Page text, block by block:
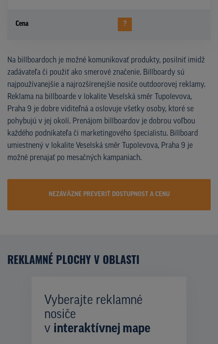
Cena ?
Na billboardoch je možné komunikovať produkty, posilniť imidž
zadávateľa či použiť ako smerové značenie. Billboardy sú
najpoužívanejšie a najrozšírenejšie nosiče outdoorovej reklamy.
Reklama na billboarde v lokalite Veselská směr Tupolevova,
Praha 9 je dobre viditeľná a oslovuje všetky osoby, ktoré se
pohybujú v jej okolí. Prenájom billboardov je dobrou voľbou
každého podnikateľa či marketingového špecialistu. Billboard
umiestnený v lokalite Veselská směr Tupolevova, Praha 9 je
možné prenajať po mesačných kampaniach.
NEZÁVÄZNE PREVERIŤ DOSTUPNOST A CENU
REKLAMNÉ PLOCHY V OBLASTI
Vyberajte reklamné
nosiče
v interaktívnej mape